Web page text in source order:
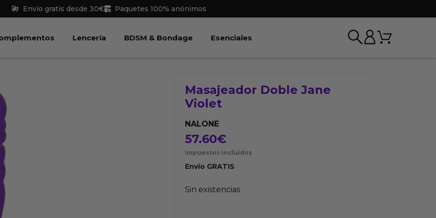
Envío gratis desde 30€ Paquetes 100% anónimos
Juguetes Abrir Complementos
Lencería Abrir Lencería
BDSM & Bondage Abrir BDSM & Bondage
Esenciales Carrito
Masajeador Doble Jane
Violet
NALONE
57.60€
Impuestos incluídos
Envío GRATIS
Sin existencias